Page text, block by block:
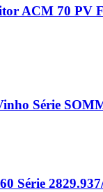
ACM 70 PV
Série
Série